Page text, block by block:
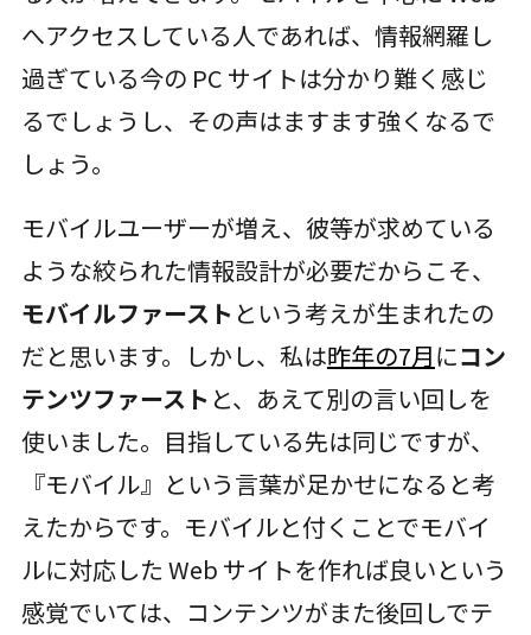
へアクセスしている人であれば、情報網羅し
過ぎている今の PC サイトは分かり難く感じ
るでしょうし、その声はますます強くなるで
しょう。
モバイルユーザーが増え、彼等が求めている
ような絞られた情報設計が必要だからこそ、
モバイルファースト という考えが生まれたの
だと思います。しかし、私は昨年の7月にコン
テンツファースト と、あえて別の言い回しを
使いました。目指している先は同じですが、
『モバイル』という言葉が足かせになると考
えたからです。モバイルと付くことでモバイ
ルに対応した Web サイトを作れば良いという
感覚でいては、コンテンツがまた後回しでテ